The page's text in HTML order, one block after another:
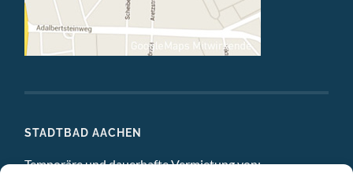
STADTBAD AACHEN
Temporäre und dauerhafte Vermietung von: